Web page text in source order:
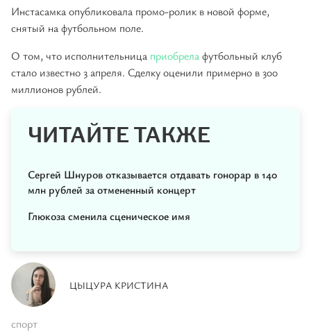
Инстасамка опубликовала промо-ролик в новой форме,
снятый на футбольном поле.
О том, что исполнительница приобрелафутбольный клуб
стало известно 3 апреля. Сделку оценили примерно в 300
миллионов рублей.
ЧИТАЙТЕ ТАКЖЕ
Сергей Шнуров отказывается отдавать гонорар в 140
млн рублей за отмененный концерт
Глюкоза сменила сценическое имя
ЦЫЦУРА КРИСТИНА
спорт